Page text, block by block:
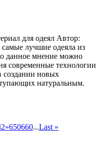
для одеял Автор:
лучшие одеяла из
данное мнение можно
современные технологии
создании новых
натуральным.
»650660...Last »